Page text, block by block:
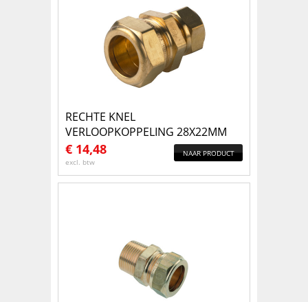
RECHTE KNEL
VERLOOPKOPPELING 28X22MM
€ 14,48
excl. btw
NAAR PRODUCT